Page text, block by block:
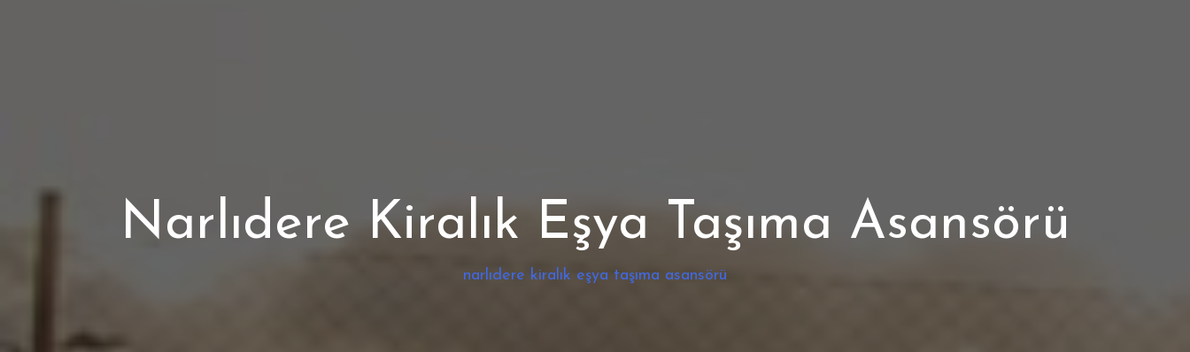
Narlıdere Kiralık Eşya Taşıma Asansörü
narlıdere kiralık eşya taşıma asansörü